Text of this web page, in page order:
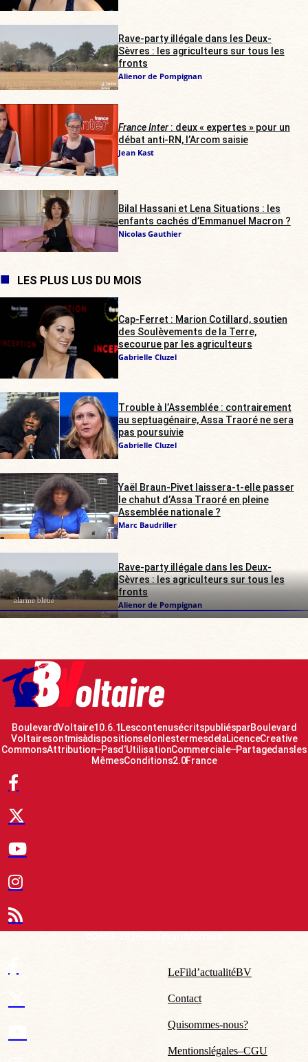
alarme bleue
Rave-party illégale dans les Deux-
Sèvres : les agriculteurs sur tous les
fronts
Alienor de Pompignan
France Inter: deux « expertes » pour un
débat anti-RN, l’Arcom saisie
Jean Kast
Bilal Hassani et Lena Situations : les
enfants cachés d’Emmanuel Macron ?
Nicolas Gauthier
LES PLUS LUS DU MOIS
Cap-Ferret : Marion Cotillard, soutien
des Soulèvements de la Terre,
secourue par les agriculteurs
Gabrielle Cluzel
Trouble à l’Assemblée : contrairement
au septuagénaire, Assa Traoré ne sera
pas poursuivie
Gabrielle Cluzel
Yaël Braun-Pivet laissera-t-elle passer
le chahut d’Assa Traoré en pleine
Assemblée nationale ?
Marc Baudriller
Rave-party illégale dans les Deux-
Sèvres : les agriculteurs sur tous les
fronts
Alienor de Pompignan
Boulevard Voltaire 10.6.1 Les contenus écrits publiés par Boulevard
Voltaire sont mis à disposition selon les termes de la Licence Creative
Commons Attribution – Pas d’Utilisation Commerciale – Partage dans les
Mêmes Conditions 2.0 France
Le Fil d’actualité BV
Contact
Qui sommes-nous ?
Mentions légales – CGU